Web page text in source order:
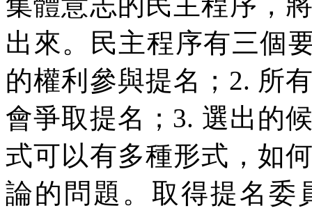
出來。民主程序有三個
的權利參與提名； 2. 所
會爭取提名； 3. 選出的
式可以有多種形式，如
論的問題。取得提名委